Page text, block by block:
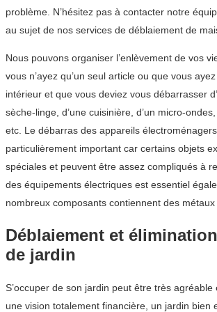
problème. N’hésitez pas à contacter notre
au sujet de nos services de déblaiement de
Nous pouvons organiser l’enlèvement de vos
vous n’ayez qu’un seul article ou que vous
intérieur et que vous deviez vous débarrasser
sèche-linge, d’une cuisinière, d’un micro-ondes,
etc. Le débarras des appareils
particulièrement important car certains objets
spéciales et peuvent être assez compliqués à
des équipements électriques est essentiel
nombreux composants contiennent des métaux
Déblaiement et
de jardin
S’occuper de son jardin peut être très agréable
une vision totalement financière, un jardin bien